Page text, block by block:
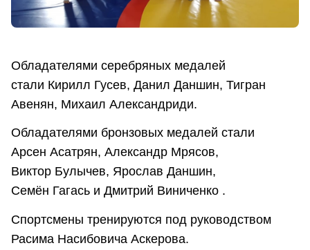
Обладателями серебряных медалей
стали Кирилл Гусев, Данил Даншин, Тигран
Авенян, Михаил Александриди.
Обладателями бронзовых медалей стали
Арсен Асатрян, Александр Мрясов,
Виктор Булычев, Ярослав Даншин,
Семён Гагась и Дмитрий Виниченко .
Спортсмены тренируются под руководством
Расима Насибовича Аскерова.